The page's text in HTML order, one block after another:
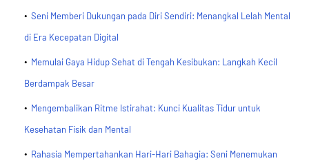
Seni Memberi Dukungan pada Diri Sendiri: Menangkal Lelah Mental
di Era Kecepatan Digital
Memulai Gaya Hidup Sehat di Tengah Kesibukan: Langkah Kecil
Berdampak Besar
Mengembalikan Ritme Istirahat: Kunci Kualitas Tidur untuk
Kesehatan Fisik dan Mental
Rahasia Mempertahankan Hari-Hari Bahagia: Seni Menemukan